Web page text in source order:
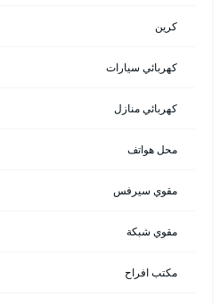
كرين
كهربائي سيارات
كهربائي منازل
محل هواتف
مقوي سيرفس
مقوي شبكة
مكتب افراح